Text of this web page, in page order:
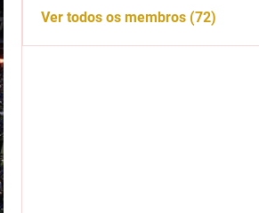
Ver todos os membros (72)